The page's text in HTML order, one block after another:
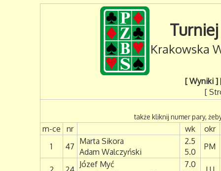
Krakowska
[ Wyniki ]
[
także kliknij numer pary,
m-ce nr wk
okr
1
47
Marta Sikora
Adam Walczyński
2.5
5.0
PM
Józef Myć
7.0